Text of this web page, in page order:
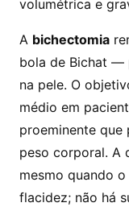
volumétrica e
A bichectomia
bola de Bichat —
na pele. O
médio em
proeminente que
peso corporal. A
mesmo quando
flacidez; não há